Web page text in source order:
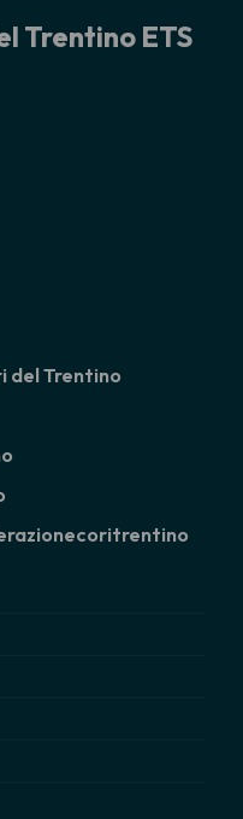
Trentino ETS
del Trentino